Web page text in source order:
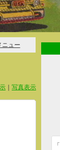
ュー
写真表示